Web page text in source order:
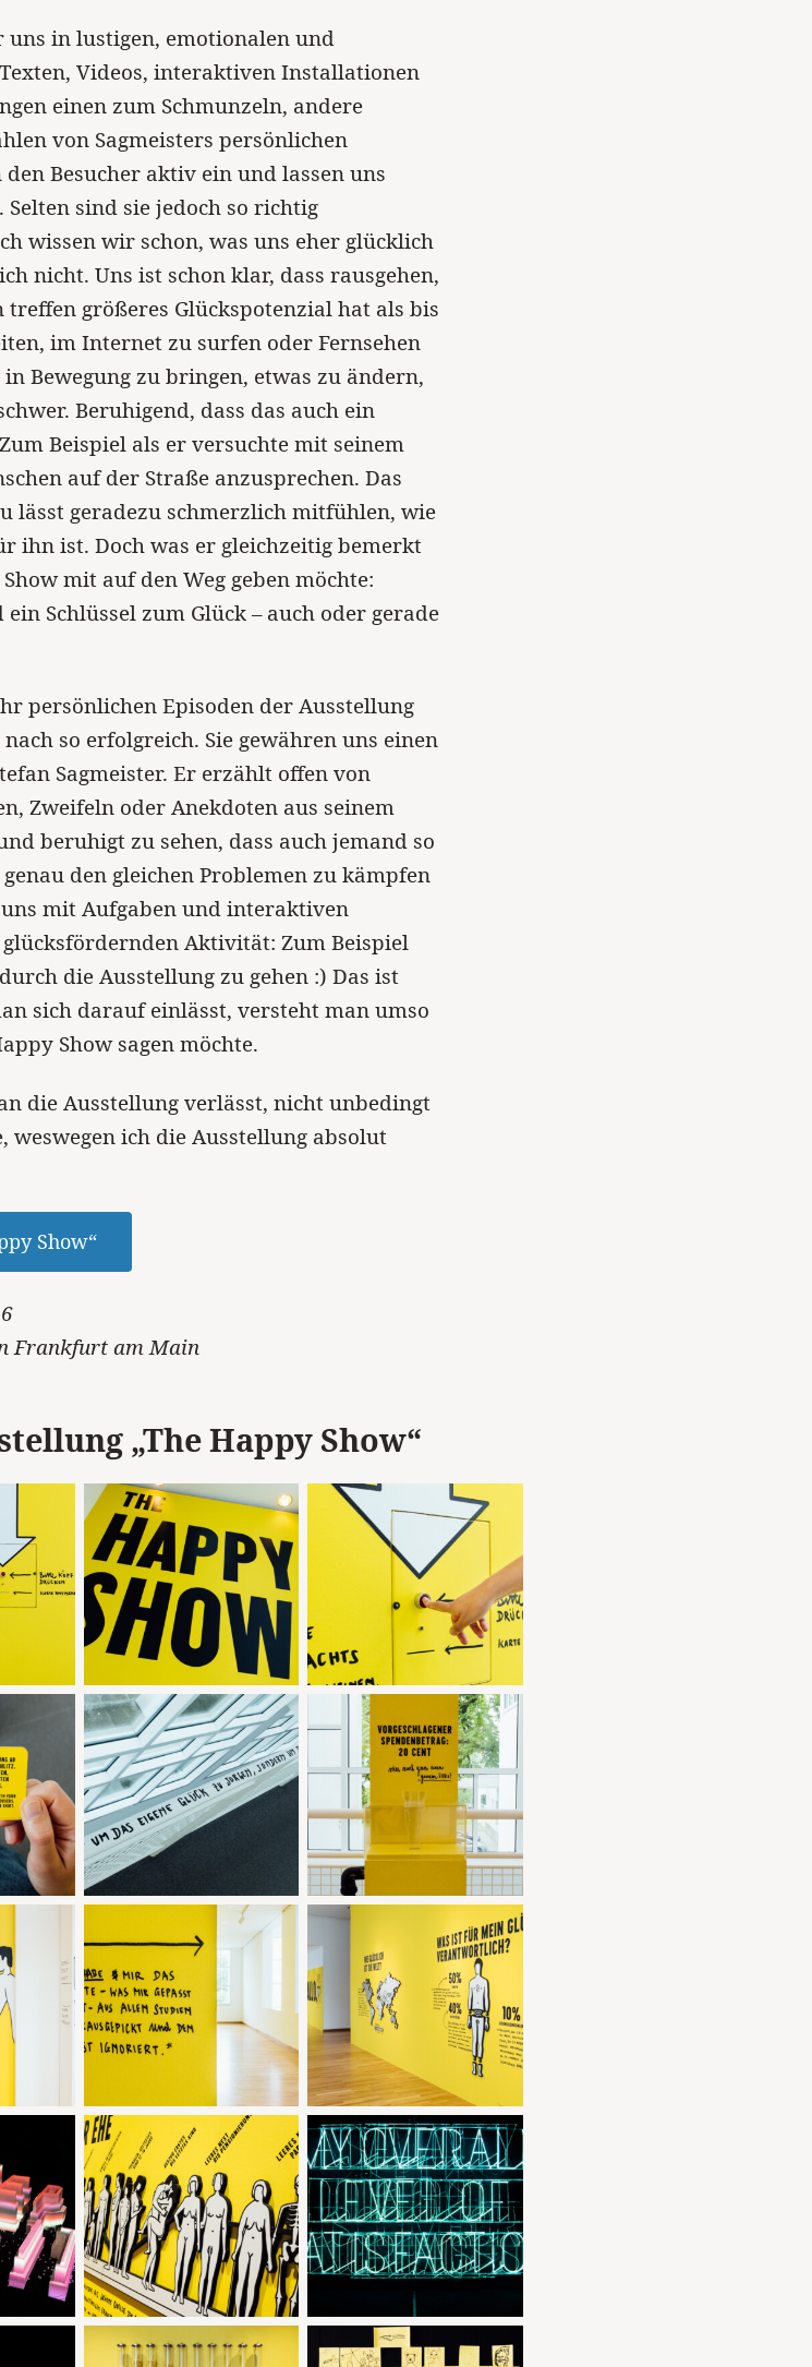
uns in lustigen, emotionalen und
Videos, interaktiven Installationen
einen zum Schmunzeln, andere
von Sagmeisters persönlichen
Besucher aktiv ein und lassen uns
sind sie jedoch so richtig
wissen wir schon, was uns eher glücklich
nicht. Uns ist schon klar, dass rausgehen,
größeres Glückspotenzial hat als bis
im Internet zu surfen oder Fernsehen
Bewegung zu bringen, etwas zu ändern,
Beruhigend, dass das auch ein
Beispiel als er versuchte mit seinem
auf der Straße anzusprechen. Das
lässt geradezu schmerzlich mitfühlen, wie
ihn ist. Doch was er gleichzeitig bemerkt
mit auf den Weg geben möchte:
Schlüssel zum Glück – auch oder gerade
persönlichen Episoden der Ausstellung
so erfolgreich. Sie gewähren uns einen
Sagmeister. Er erzählt offen von
Zweifeln oder Anekdoten aus seinem
beruhigt zu sehen, dass auch jemand so
den gleichen Problemen zu kämpfen
mit Aufgaben und interaktiven
Aktivität: Zum Beispiel
die Ausstellung zu gehen :) Das ist
sich darauf einlässt, versteht man umso
Show sagen möchte.
die Ausstellung verlässt, nicht unbedingt
weswegen ich die Ausstellung absolut
Show“
Frankfurt am Main
„The Happy Show“